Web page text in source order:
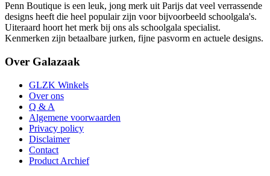
Penn Boutique is een leuk, jong merk uit Parijs dat veel verrassende
designs heeft die heel populair zijn voor bijvoorbeeld schoolgala's.
Uiteraard hoort het merk bij ons als schoolgala specialist.
Kenmerken zijn betaalbare jurken, fijne pasvorm en actuele designs.
Over Galazaak
GLZK Winkels
Over ons
Q & A
Algemene voorwaarden
Privacy policy
Disclaimer
Contact
Product Archief